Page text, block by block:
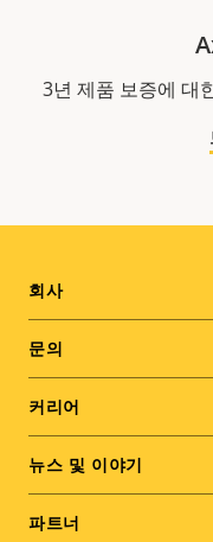
3년 제품 보증에 대
Footer
menu
회사
문의
커리어
뉴스 및 이야기
파트너